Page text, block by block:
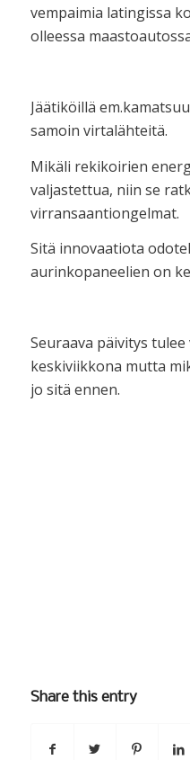
vempaimia latingissa
olleessa
Jäätiköillä
samoin virtalähteitä.
Mikäli rekikoirien
valjastettua, niin se
virransaantiongelmat.
Sitä innovaatiota
aurinkopaneelien on
Seuraava päivitys
keskiviikkona mutta
jo sitä ennen.
Share this entry